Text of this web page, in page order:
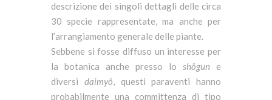
descrizione dei singoli dettagli delle circa
30 specie rappresentate, ma anche per
l’arrangiamento generale delle piante.
Sebbene si fosse diffuso un interesse per
la botanica anche presso lo shôgun e
diversi daimyô, questi paraventi hanno
probabilmente una committenza di tipo